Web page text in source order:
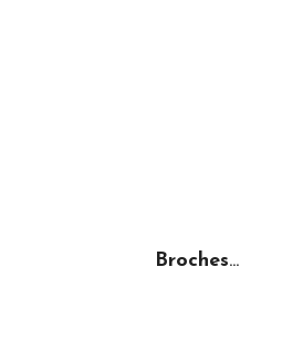
Broches...